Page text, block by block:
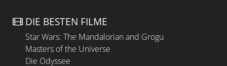
DIE BESTEN FILME
Star Wars: The Mandalorian and Grogu
Masters of the Universe
Die Odyssee